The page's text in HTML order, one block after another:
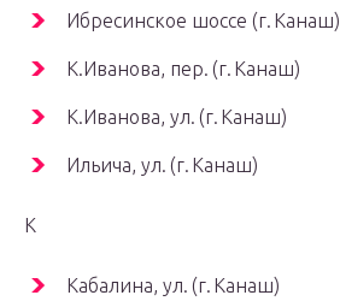
Ибресинское шоссе (г. Канаш)
К.Иванова, пер. (г. Канаш)
К.Иванова, ул. (г. Канаш)
Ильича, ул. (г. Канаш)
К
Кабалина, ул. (г. Канаш)